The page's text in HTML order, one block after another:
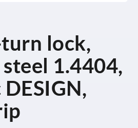
lock,
1.4404,